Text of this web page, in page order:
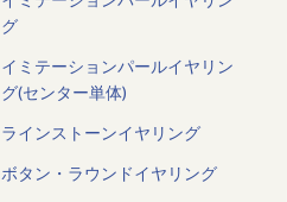
グ
イミテーションパールイヤリン
グ(センター単体)
ラインストーンイヤリング
ボタン・ラウンドイヤリング